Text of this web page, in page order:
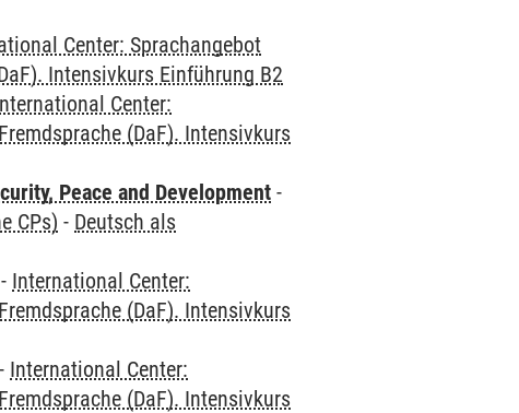
Center: Sprachangebot
Intensivkurs Einführung B2
Center:
(DaF). Intensivkurs
Peace and Development -
CPs) - Deutsch als
- International Center:
(DaF). Intensivkurs
- International Center:
(DaF). Intensivkurs